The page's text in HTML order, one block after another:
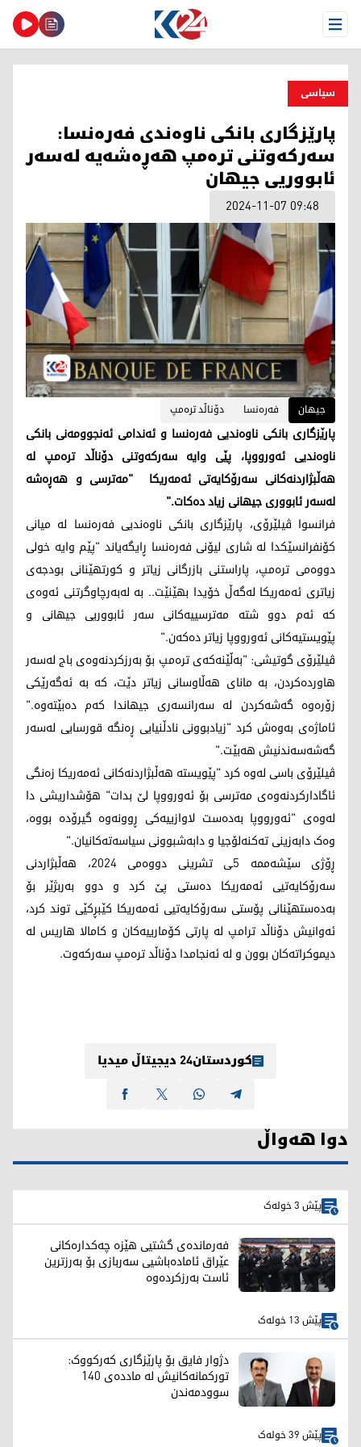
Open Menu
سیاسی
پارێزگاری بانکی ناوەندی فەرەنسا:
سەرکەوتنی ترەمپ هەڕەشەیە لەسەر
ئابووریی جیهان
2024-11-07 09:48
جیهان فەرەنسا دۆناڵد ترەمپ
پارێزگاری بانکی ناوەندیی فەرەنسا و ئەندامی ئەنجوومەنی بانکی
ناوەندیی ئەورووپا، پێی وایە سەرکەوتنی دۆناڵد ترەمپ لە
هەڵبژاردنەکانی سەرۆکایەتی ئەمەریکا "مەترسی و هەڕەشە
لەسەر ئابووری جیهانی زیاد دەکات."
فرانسوا ڤیلێرۆی، پارێزگاری بانکی ناوەندیی فەرەنسا لە میانی
کۆنفرانسێکدا لە شاری لیۆنی فەرەنسا ڕایگەیاند "پێم وایە خولی
دووەمی ترەمپ، پاراستنی بازرگانی زیاتر و کورتهێنانی بودجەی
زیاتری ئەمەریکا لەگەڵ خۆیدا بهێنێت.. بە لەبەرچاوگرتنی ئەوەی
کە ئەم دوو شتە مەترسییەکانی سەر ئابووریی جیهانی و
پێویستیەکانی ئەورووپا زیاتر دەکەن."
ڤیلێرۆی گوتیشی: "بەڵێنەکەی ترەمپ بۆ بەرزکردنەوەی باج لەسەر
هاوردەکردن، بە مانای هەڵاوسانی زیاتر دێت، کە بە ئەگەرێکی
زۆرەوە گەشەکردن لە سەرانسەری جیهاندا کەم دەبێتەوە."
ئاماژەی بەوەش کرد "زیادبوونی نادڵنیایی ڕەنگە قورسایی لەسەر
گەشەسەندنیش هەبێت."
ڤیلێرۆی باسی لەوە کرد "پێویستە هەڵبژاردنەکانی ئەمەریکا زەنگی
ئاگادارکردنەوەی مەترسی بۆ ئەورووپا لێ بدات" هۆشداریشی دا
لەوەی "ئەورووپا بەدەست لاوازییەکی ڕوونەوە گیرۆدە بووە،
وەک دابەزینی تەکنەلۆجیا و دابەشبوونی سیاسەتەکانیان."
ڕۆژی سێشەممە 5ـی تشرینی دووەمی 2024، هەڵبژاردنی
سەرۆکایەتیی ئەمەریکا دەستی پێ کرد و دوو بەربژێر بۆ
بەدەستهێنانی پۆستی سەرۆکایەتیی ئەمەریکا کێبڕکێی توند کرد،
ئەوانیش دۆناڵد ترامپ لە پارتی کۆمارییەکان و کامالا هاریس لە
دیموکراتەکان بوون و لە ئەنجامدا دۆناڵد ترەمپ سەرکەوت.
کوردستان24 دیجیتاڵ میدیا
دوا هەواڵ
پێش 3 خولەک
فەرماندەی گشتیی هێزە چەکدارەکانی
عێراق ئامادەباشیی سەربازی بۆ بەرزترین
ئاست بەرزکردەوە
پێش 13 خولەک
دژوار فایق بۆ پارێزگاری کەرکووک:
تورکمانەکانیش لە ماددەی 140
سوودمەندن
پێش 39 خولەک